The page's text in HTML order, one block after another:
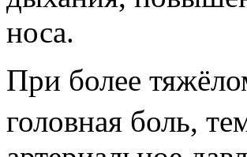
носа.
При более
головная боль,